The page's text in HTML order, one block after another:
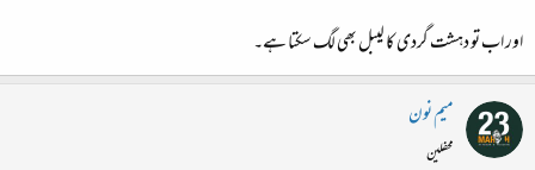
اور اب تو دہشت گردی کا لیبل بھی لگ سکتا ہے۔
میم نون
محفلین